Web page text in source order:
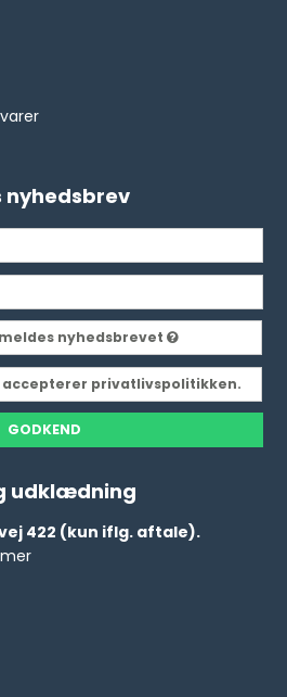
nyhedsbrev
nyhedsbrevet
privatlivspolitikken.
GODKEND
udklædning
422 (kun iflg. aftale).